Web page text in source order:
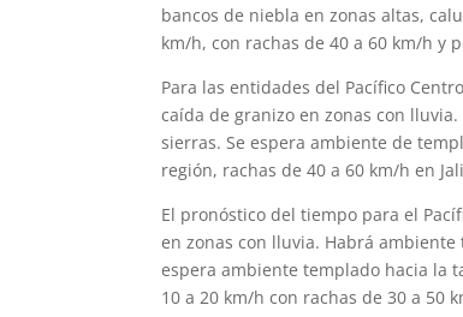
bancos de niebla en zonas altas,
km/h, con rachas de 40 a 60 km/h y
Para las entidades del Pacífico
caída de granizo en zonas con
sierras. Se espera ambiente de
región, rachas de 40 a 60 km/h en
El pronóstico del tiempo para el
en zonas con lluvia. Habrá
espera ambiente templado hacia la
10 a 20 km/h con rachas de 30 a 50